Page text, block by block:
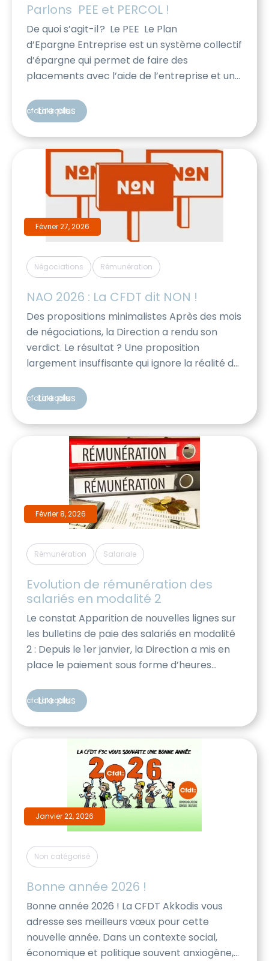
Parlons  PEE et PERCOL !
De quoi s’agit-il ? Le PEE Le Plan
d’Epargne Entreprise est un système collectif
d’épargne qui permet de faire des
placements avec l’aide de l’entreprise et un
PEE sont indisponibles pendant 5 ans, mais il y
a de nombreux cas de déblocages anticipés.
Pour en savoir plus => Epargne salariale et
retraite, tout sur le […]
cfdtakkodis
Lire plus
Février 27, 2026
Négociations Rémunération
NAO 2026 : La CFDT dit NON !
Des propositions minimalistes Après des mois
de négociations, la Direction a rendu son
verdict. Le résultat ? Une proposition
largement insuffisante qui ignore la réalité du
salariés. Face à ce constat, la CFDT a décidé
de ne pas signer cet accord : •
Augmentations Individuelles : Un budget […]
cfdtakkodis
Lire plus
Février 8, 2026
Rémunération Salariale
Evolution de rémunération des
salariés en modalité 2
Le constat Apparition de nouvelles lignes sur
les bulletins de paie des salariés en modalité
2 : Depuis le 1er janvier, la Direction a mis en
place le paiement sous forme d’heures
salariés en modalité 2, sans information
explicite pour les salariés concernés. Dans le
cas présenté ci-dessus, cela […]
cfdtakkodis
Lire plus
Janvier 22, 2026
Non catégorisé
Bonne année 2026 !
Bonne année 2026 ! La CFDT Akkodis vous
adresse ses meilleurs vœux pour cette
nouvelle année. Dans un contexte social,
économique et politique souvent anxiogène,